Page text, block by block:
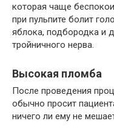
которая чаще
при пульпите болит
яблока, подбородка и
тройничного нерва.
Высокая пломба
После проведения
обычно просит
ничего ли ему не